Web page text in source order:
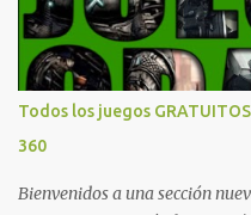
reclamar desde la sección de
yendo directamente a la
ahora sumará el acceso a la
jugar una pequeña porción de
mediante xCloud y más de
compramos previamente (con
compatibles con la función
Todos los juegos
360
Bienvenidos a una sección